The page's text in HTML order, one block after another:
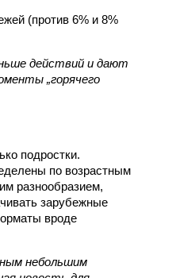
(против 6% и 8%
действий и дают
„горячего
подростки.
по возрастным
разнообразием,
зарубежные
вроде
небольшим